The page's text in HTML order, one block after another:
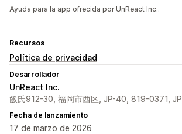
Ayuda para la app ofrecida por UnReact Inc..
Recursos
Política de privacidad
Desarrollador
UnReact Inc.
飯氏912-30, 福岡市西区, JP-40, 819-0371, JP
Fecha de lanzamiento
17 de marzo de 2026